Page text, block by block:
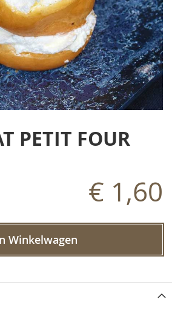
PETIT FOUR
€ 1,60
Winkelwagen